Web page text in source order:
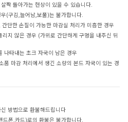
짝 돌아가는 현상이 있을 수 있습니다.
(구김,늘어남,보풀)는 불가합니다.
단한 손질이 가능한 마감실 처리가 미흡한 경우
지 않은 경우 (가위로 간단하게 구멍을 내주신 뒤
나타내는 초크 자국이 남은 경우
품 마감 처리에서 생긴 소량의 본드 자국이 있는 경
방법으로 환불해드립니다
폰,카드)로의 환불은 불가합니다.